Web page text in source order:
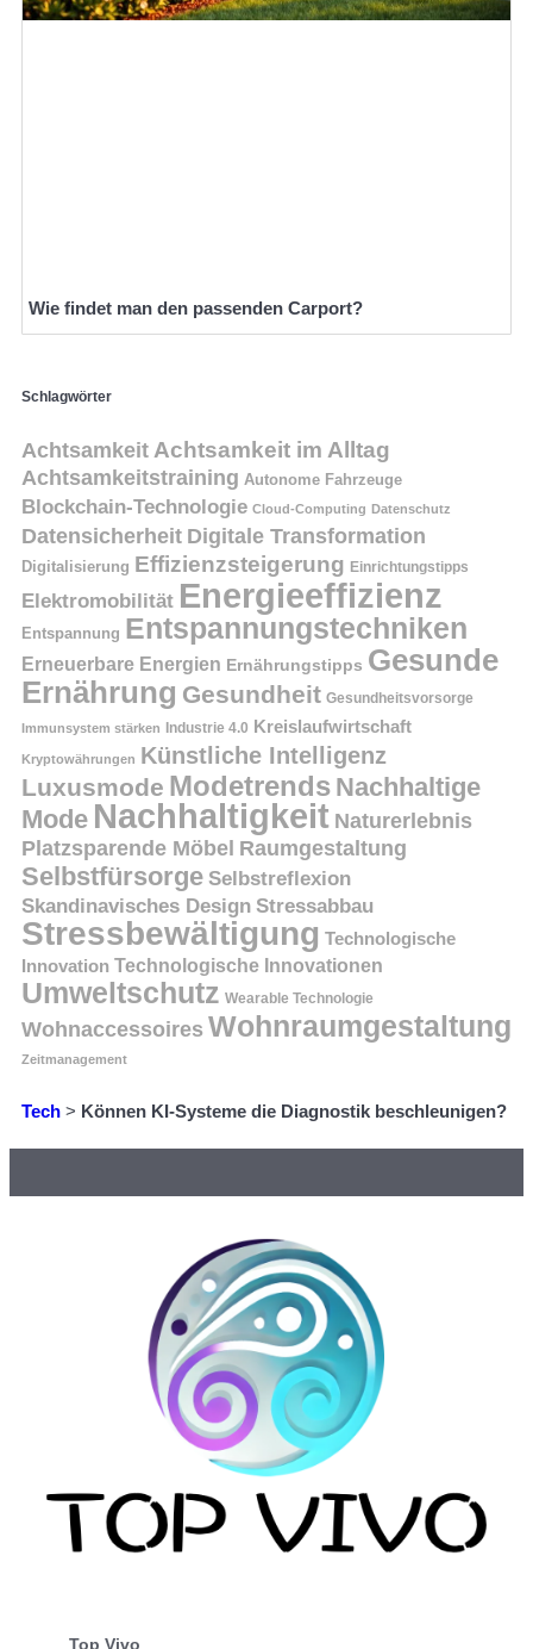
Wie findet man den passenden Carport?
Schlagwörter
Achtsamkeit Achtsamkeit im Alltag
Achtsamkeitstraining Autonome Fahrzeuge
Blockchain-Technologie Cloud-Computing Datenschutz
Datensicherheit Digitale Transformation
Digitalisierung Effizienzsteigerung Einrichtungstipps
Elektromobilität Energieeffizienz
Entspannung Entspannungstechniken
Erneuerbare Energien Ernährungstipps Gesunde
Ernährung Gesundheit Gesundheitsvorsorge
Immunsystem stärken Industrie 4.0 Kreislaufwirtschaft
Kryptowährungen Künstliche Intelligenz
Luxusmode Modetrends Nachhaltige
Mode Nachhaltigkeit Naturerlebnis
Platzsparende Möbel Raumgestaltung
Selbstfürsorge Selbstreflexion
Skandinavisches Design Stressabbau
Stressbewältigung Technologische
Innovation Technologische Innovationen
Umweltschutz Wearable Technologie
Wohnaccessoires Wohnraumgestaltung
Zeitmanagement
Tech > Können KI-Systeme die Diagnostik beschleunigen?
Top Vivo